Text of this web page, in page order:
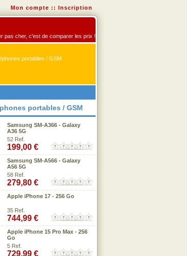
Mon compte :: Inscription
pas cher, c'est de comparer les prix !
portables / GSM
portables / GSM
Samsung SM-A366 - Galaxy
A36 5G
52 Ref.
199,00 €
Samsung SM-A566 - Galaxy
A56 5G
58 Ref.
279,80 €
Apple iPhone 17 - 256 Go
35 Ref.
744,99 €
Apple iPhone 15 Pro Max - 256
Go
5 Ref.
729,99 €